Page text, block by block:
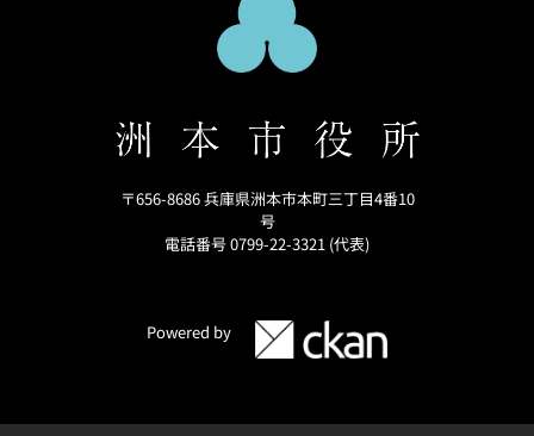
〒656-8686 兵庫県洲本市本町三丁目4番10
号
電話番号 0799-22-3321 (代表)
Powered by